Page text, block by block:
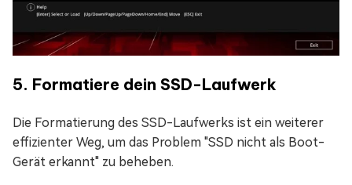
5. Formatiere dein SSD-Laufwerk
Die Formatierung des SSD-Laufwerks ist ein weiterer
effizienter Weg, um das Problem "SSD nicht als Boot-
Gerät erkannt" zu beheben.